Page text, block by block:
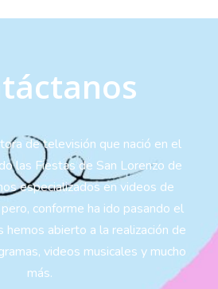
de televisión que nació en el
las Fiestas de San Lorenzo de
especializados en videos de
conforme ha ido pasando el
abierto a la realización de
videos musicales y mucho
más.